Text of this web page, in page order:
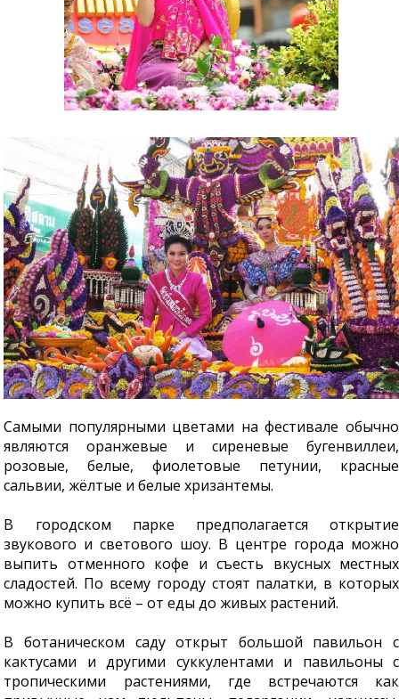
Самыми популярными цветами на фестивале обычно
являются оранжевые и сиреневые бугенвиллеи,
розовые, белые, фиолетовые петунии, красные
сальвии, жёлтые и белые хризантемы.
В городском парке предполагается открытие
звукового и светового шоу. В центре города можно
выпить отменного кофе и съесть вкусных местных
сладостей. По всему городу стоят палатки, в которых
можно купить всё – от еды до живых растений.
В ботаническом саду открыт большой павильон с
кактусами и другими суккулентами и павильоны с
тропическими растениями, где встречаются как